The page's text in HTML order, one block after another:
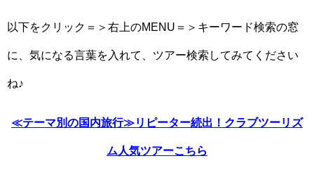
以下をクリック＝＞右上のMENU＝＞キーワード検索の窓
に、気になる言葉を入れて、ツアー検索してみてください
ね♪
≪テーマ別の国内旅行≫リピーター続出！クラブツーリズ
ム人気ツアーこちら